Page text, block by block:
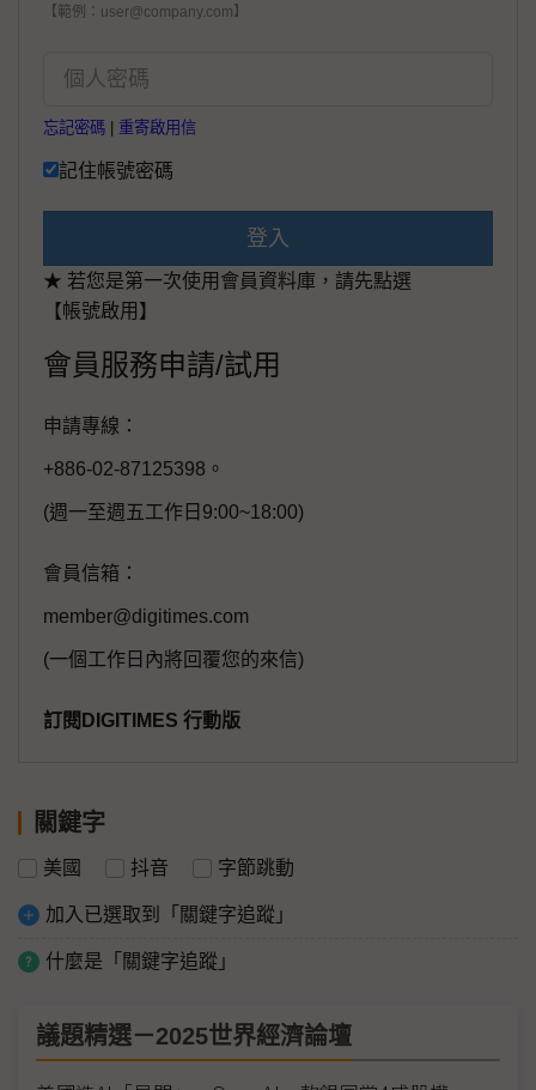
【範例：user@company.com】
忘記密碼 重寄啟用信
記住帳號密碼
登入
★ 若您是第一次使用會員資料庫，請先點選
【帳號啟用】
會員服務申請/試用
申請專線：
+886-02-87125398。
(週一至週五工作日9:00~18:00)
會員信箱：
member@digitimes.com
(一個工作日內將回覆您的來信)
訂閱DIGITIMES 行動版
關鍵字
美國 抖音 字節跳動
加入已選取到「關鍵字追蹤」
什麼是「關鍵字追蹤」
議題精選－2025世界經濟論壇